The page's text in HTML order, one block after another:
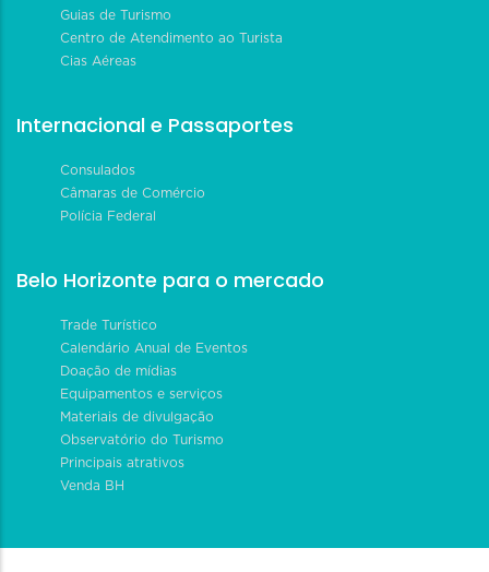
Guias de Turismo
Centro de Atendimento ao Turista
Cias Aéreas
Internacional e Passaportes
Consulados
Câmaras de Comércio
Polícia Federal
Belo Horizonte para o mercado
Trade Turístico
Calendário Anual de Eventos
Doação de mídias
Equipamentos e serviços
Materiais de divulgação
Observatório do Turismo
Principais atrativos
Venda BH